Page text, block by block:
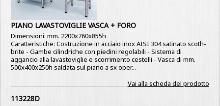
PIANO LAVASTOVIGLIE VASCA + FORO
Dimensioni: mm. 2200x760x855h
Caratteristiche: Costruzione in acciaio inox AISI 304 satinato scoth-
brite - Gambe cilindriche con piedini regolabili - Sistema di
aggancio alla lavastoviglie e scorrimento cestelli - Vasca di mm.
500x400x250h saldata sul piano a sx oper...
Vai alla scheda del prodotto
113228D